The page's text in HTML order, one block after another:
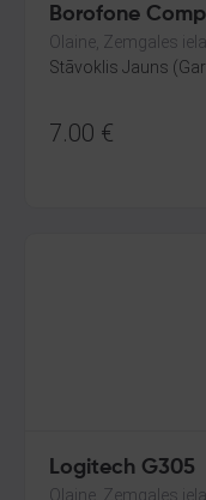
Borofone
Olaine, Zemgales
Stāvoklis Jauns
7.00 €
Logitech G305
Olaine, Zemgales